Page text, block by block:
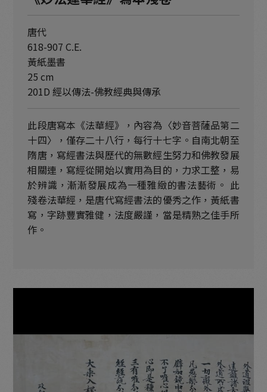
唐代
618-907 C.E.
黃紙墨書
25 cm
201D 經以傳法-佛教經典與傳承
此段唐寫本《法華經》，內容為〈妙音菩薩品第二
十四〉，僅存二十八行，每行十七字。自南北朝至
隋唐，寫經書法與歷代的無數經生努力和佛教發展
相關連，寫經從開始以實用為目的，力求工整，易
於辨識，漸漸發展成為一種雅緻的書法藝術。 此
殘卷法華經，是唐代寫經書法的優秀之作，黃紙書
寫，字跡豐實雅健，法度嚴謹，當是精熟之佳手所
作。